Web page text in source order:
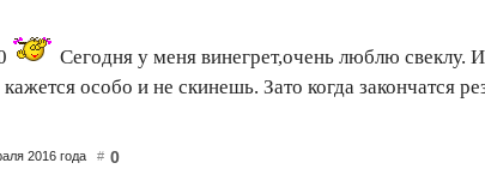
Сегодня у меня винегрет,очень люблю свеклу.
особо и не скинешь. Зато когда закончатся
2016 года # 0